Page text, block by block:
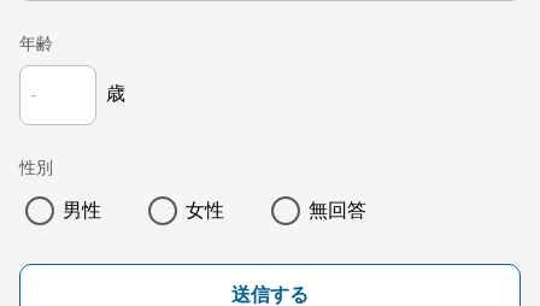
年齢
歳
性別
男性 女性 無回答
送信する